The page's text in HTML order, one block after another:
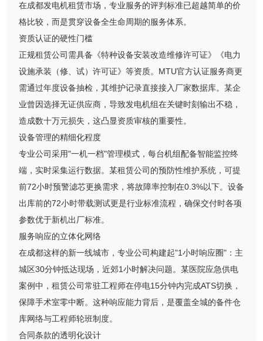
在成都发电机租赁市场，专业服务的评判标准已超越简单的价
格比较，而是贯穿设备全生命周期的服务体系。
资质认证的硬性门槛
正规租赁公司需具备《特种设备安装改造维修许可证》《电力
设施承装（修、试）许可证》等资质。MTU官方认证服务商更
需通过年度设备抽检，其维护记录直接接入厂家数据库。某企
业曾因选择无证供应商，导致发电机组在关键时刻输出不稳，
造成数十万元损失，这凸显资质审核的重要性。
设备管理的精细化程度
专业公司采用"一机一档"管理模式，每台机组配备智能监控终
端，实时采集运行数据。某租赁公司的预防性维护系统，可提
前72小时预警滤芯更换需求，将故障率控制在0.3%以下。设备
出库前的72小时带载测试更是行业标准流程，确保交付时各项
参数优于新机出厂标准。
服务响应的立体化网络
在成都这样的新一线城市，专业公司构建起"1小时响应圈"：主
城区30分钟抵达现场，近郊1小时解决问题。某医院应急供电
案例中，租赁公司常驻工程师在停电15分钟内完成ATS切换，
保障手术室零中断。这种响应能力背后，是覆盖全城的备件仓
库网络与工程师轮班制度。
合同条款的透明化设计